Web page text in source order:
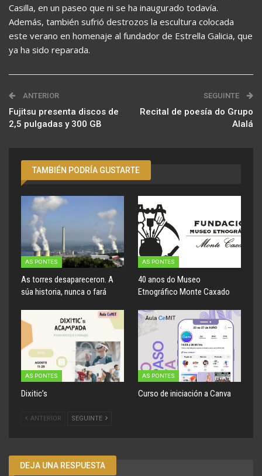
Casilla, en un paseo que ni se ha inaugurado todavía.
Además, también sufrió destrozos la escultura colocada
este verano en homenaje al fundador de Estrella Galicia, que
ya ha sido reparada.
ANTERIOR
Fujitsu presenta discos de
2,5 pulgadas y 300 GB
SEGUINTE
Recital de poesía do Grupo
Alalá
TAMBIÉN PODRÍA GUSTARTE
AS PONTES
As torres desapareceron. A
súa historia, nunca o fará
AS PONTES
40 anos do Museo
Etnográfico Monte Caxado
AS PONTES
Dixitic’s
AS PONTES
Curso de iniciación a Canva
ANTERIOR SEGUINTE
DEJA UNA RESPUESTA